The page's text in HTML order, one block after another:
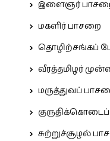
இளைஞர்
மகளிர் பாசறை
தொழிற்சங்கப்
வீரத்தமிழர்
மருத்துவப்
சுற்றுச்சூழல்